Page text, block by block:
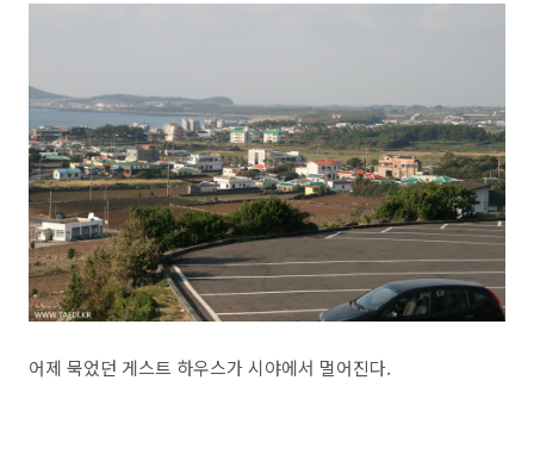
어제 묵었던 게스트 하우스가 시야에서 멀어진다.